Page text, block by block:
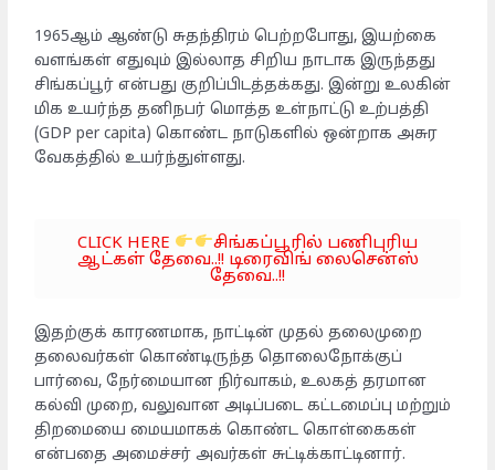
1965ஆம் ஆண்டு சுதந்திரம் பெற்றபோது, இயற்கை
வளங்கள் எதுவும் இல்லாத சிறிய நாடாக இருந்தது
சிங்கப்பூர் என்பது குறிப்பிடத்தக்கது. இன்று உலகின்
மிக உயர்ந்த தனிநபர் மொத்த உள்நாட்டு உற்பத்தி
(GDP per capita) கொண்ட நாடுகளில் ஒன்றாக அசுர
வேகத்தில் உயர்ந்துள்ளது.
CLICK HERE சிங்கப்பூரில் பணிபுரிய
ஆட்கள் தேவை..!! டிரைவிங் லைசென்ஸ்
தேவை..!!
இதற்குக் காரணமாக, நாட்டின் முதல் தலைமுறை
தலைவர்கள் கொண்டிருந்த தொலைநோக்குப்
பார்வை, நேர்மையான நிர்வாகம், உலகத் தரமான
கல்வி முறை, வலுவான அடிப்படை கட்டமைப்பு மற்றும்
திறமையை மையமாகக் கொண்ட கொள்கைகள்
என்பதை அமைச்சர் அவர்கள் சுட்டிக்காட்டினார்.